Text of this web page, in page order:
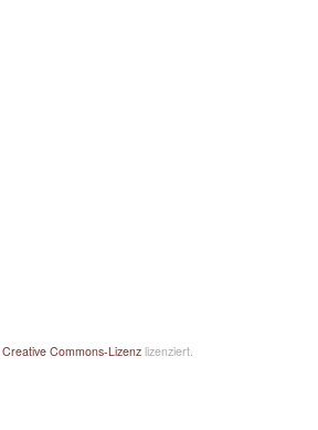
Creative Commons-Lizenz lizenziert.